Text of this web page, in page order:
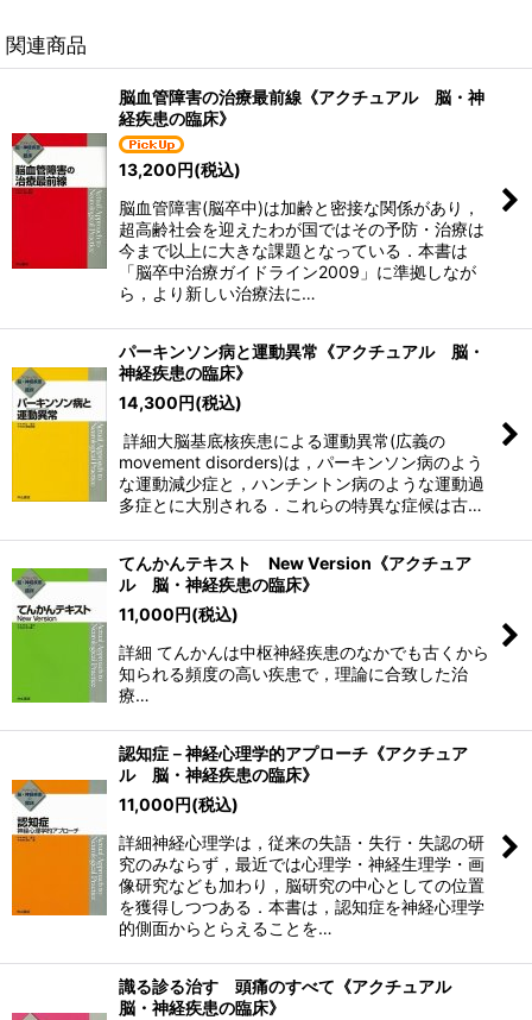
関連商品
脳血管障害の治療最前線《アクチュアル 脳・神
経疾患の臨床》
13,200円(税込)
脳血管障害(脳卒中)は加齢と密接な関係があり，
超高齢社会を迎えたわが国ではその予防・治療は
今まで以上に大きな課題となっている．本書は
「脳卒中治療ガイドライン2009」に準拠しなが
ら，より新しい治療法に…
パーキンソン病と運動異常《アクチュアル 脳・
神経疾患の臨床》
14,300円(税込)
詳細大脳基底核疾患による運動異常(広義の
movement disorders)は，パーキンソン病のよう
な運動減少症と，ハンチントン病のような運動過
多症とに大別される．これらの特異な症候は古…
てんかんテキスト New Version《アクチュア
ル 脳・神経疾患の臨床》
11,000円(税込)
詳細 てんかんは中枢神経疾患のなかでも古くから
知られる頻度の高い疾患で，理論に合致した治
療…
認知症－神経心理学的アプローチ《アクチュア
ル 脳・神経疾患の臨床》
11,000円(税込)
詳細神経心理学は，従来の失語・失行・失認の研
究のみならず，最近では心理学・神経生理学・画
像研究なども加わり，脳研究の中心としての位置
を獲得しつつある．本書は，認知症を神経心理学
的側面からとらえることを…
識る診る治す 頭痛のすべて《アクチュアル
脳・神経疾患の臨床》